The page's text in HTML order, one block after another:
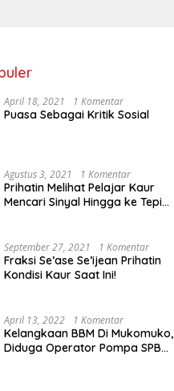
April 18, 2021 1 Komentar
Puasa Sebagai Kritik Sosial
Agustus 3, 2021 1 Komentar
Prihatin Melihat Pelajar Kaur
Mencari Sinyal Hingga ke Tepi
Segera Bertindak
September 27, 2021 1 Komentar
Fraksi Se’ase Se’ijean Prihatin
Kondisi Kaur Saat Ini!
April 13, 2022 1 Komentar
Kelangkaan BBM Di Mukomuko,
Diduga Operator Pompa SPBU